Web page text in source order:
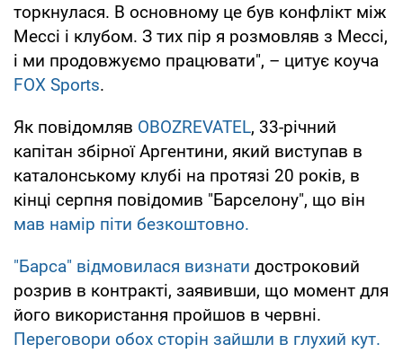
торкнулася. В основному це був конфлікт між
Мессі і клубом. З тих пір я розмовляв з Мессі,
і ми продовжуємо працювати", – цитує коуча
FOX Sports.
Як повідомляв OBOZREVATEL, 33-річний
капітан збірної Аргентини, який виступав в
каталонському клубі на протязі 20 років, в
кінці серпня повідомив "Барселону", що він
мав намір піти безкоштовно.
"Барса" відмовилася визнати достроковий
розрив в контракті, заявивши, що момент для
його використання пройшов в червні.
Переговори обох сторін зайшли в глухий кут.